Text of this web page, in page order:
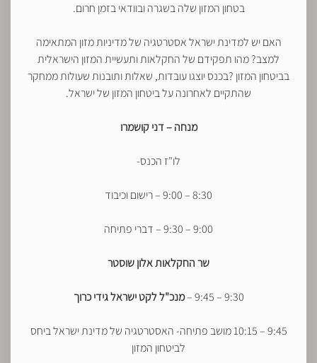
בטחון המזון שלה בשגרה ובוודאי בזמן חרום.
האם יש למדינת ישראל אסטרטגיה של מדיניות מזון המתאימה
למצב? מהו תפקידם של החקלאות ותעשיית המזון הישראלית
בביטחון המזון ?בכנס יוצגו עובדות, שאלות ותובנות שעולות ממחקר
שהתקיים לאחרונה על ביטחון המזון של ישראל.
מנחה – דני קושמרו
לו"ז הכנס-
8:30 – 9:00 – רישום וכיבוד
9:00 – 9:30 – דברי פתיחה
שר החקלאות אלון שוסטר
9:30 – 9:45 – מנכ"ל לקט ישראל גידי כרוך
9:45 – 10:15 מושב פתיחה- האסטרטגיה של מדינת ישראל ביחס
לביטחון המזון